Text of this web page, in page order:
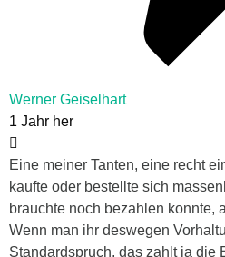
Werner Geiselhart
1 Jahr her
Eine meiner Tanten, eine recht
kaufte oder bestellte sich
brauchte noch bezahlen konnte,
Wenn man ihr deswegen
Standardspruch, das zahlt ja die